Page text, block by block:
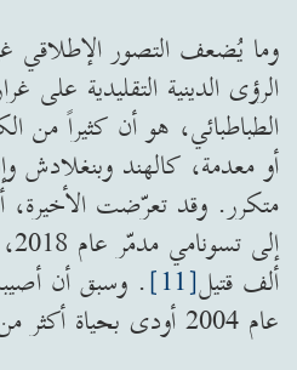
وما يُضعف التصور الإطلاقي
الرؤى الدينية التقليدية على
الطباطبائي، هو أن كثيراً من
أو معدمة، كالهند وبنغلادش
متكرر. وقد تعرّضت الأخيرة،
ألف قتيل[11]
. وسبق أن
عام 2004 أودى بحياة أكثر من ربع مليون إنسان.